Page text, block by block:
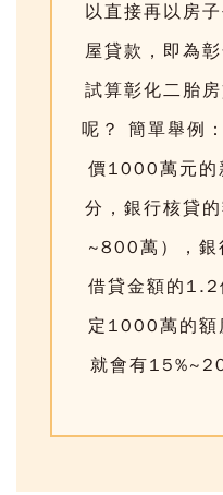
以直接再以房
屋貸款，即為
試算彰化二胎
呢？
簡單舉例
價1000萬元的
分，銀行核貸
~800萬），銀
借貸金額的1.2
定1000萬的額
就會有